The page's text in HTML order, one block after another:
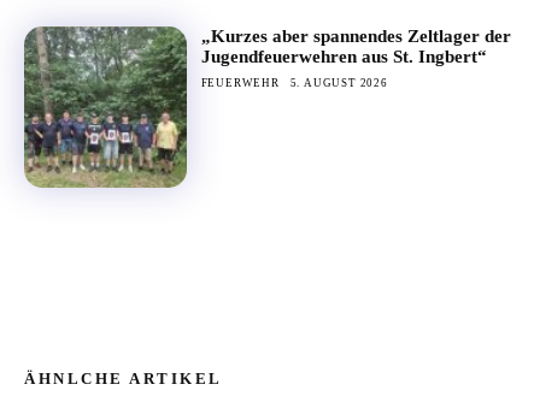
„Kurzes aber spannendes Zeltlager der
Jugendfeuerwehren aus St. Ingbert“
FEUERWEHR 5. AUGUST 2026
ÄHNLCHE ARTIKEL